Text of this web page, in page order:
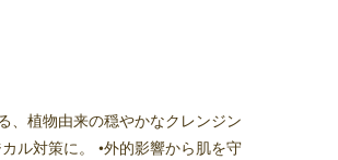
、植物由来の穏やかなクレンジン
ル対策に。 •外的影響から肌を守